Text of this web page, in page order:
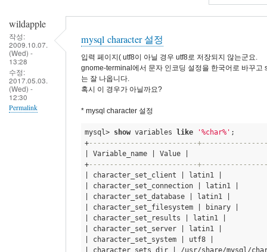
wildapple
작성:
2009.10.07.
(Wed) -
13:28
수정:
2017.05.03.
(Wed) -
12:30
Permalink
mysql character 설정
입력 페이지( utf8이 아닐 경우 utf8로 저장되지 않는군요.
gnome-terminal에서 문자 인코딩 설정을 한국어로 바꾸
는 잘 나옵니다.
혹시 이 경우가 아닐까요?
* mysql character 설정
mysql> show variables like '%char%' ;
+--------------------------
| Variable_name | Value |
+--------------------------
| character_set_client | latin1 |
| character_set_connection | latin1 |
| character_set_database | latin1 |
| character_set_filesystem | binary |
| character_set_results | latin1 |
| character_set_server | latin1 |
| character_set_system | utf8 |
| character_sets_dir | /usr/share/mysql/